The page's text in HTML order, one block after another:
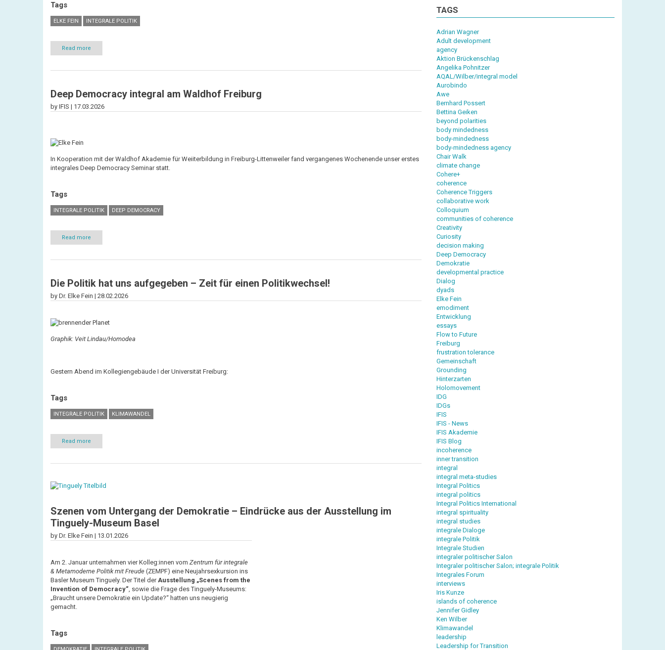
Tags
ELKE FEIN INTEGRALE POLITIK
Read more
Halbzeit
Evolution
integrale
Video
Deep Democracy integral am Waldhof Freiburg
by IFIS | 17.03.2026
In Kooperation mit der Waldhof Akademie für Weiiterbildung in Freiburg-Littenweiler fand vergangenes Wochenende unser erstes
integrales Deep Democracy Seminar statt.
Tags
INTEGRALE POLITIK DEEP DEMOCRACY
Read more
Deep
integral
Freiburg
Die Politik hat uns aufgegeben – Zeit für einen Politikwechsel!
by Dr. Elke Fein | 28.02.2026
Graphik: Veit Lindau/Homodea
Gestern Abend im Kollegiengebäude I der Universität Freiburg:
Tags
INTEGRALE POLITIK KLIMAWANDEL
Read more
Die
hat
–
einen
Politikwechsel!
Szenen vom Untergang der Demokratie – Eindrücke aus der Ausstellung im
Tinguely-Museum Basel
by Dr. Elke Fein | 13.01.2026
Am 2. Januar unternahmen vier Kolleg:innen vom Zentrum für integrale
& Metamoderne Politik mit Freude (ZEMPF) eine Neujahrsexkursion ins
Basler Museum Tinguely. Der Titel der Ausstellung „Scenes from the
Invention of Democracy“ , sowie die Frage des Tinguely-Museums:
„Braucht unsere Demokratie ein Update?“ hatten uns neugierig
gemacht.
Tags
TAGS
Adrian Wagner
Adult development
agency
Aktion Brückenschlag
Angelika Pohnitzer
AQAL/Wilber/integral model
Aurobindo
Awe
Bernhard Possert
Bettina Geiken
beyond polarities
body mindedness
body-mindedness
body-mindedness agency
Chair Walk
climate change
Cohere+
coherence
Coherence Triggers
collaborative work
Colloquium
communities of coherence
Creativity
Curiosity
decision making
Deep Democracy
Demokratie
developmental practice
Dialog
dyads
Elke Fein
emodiment
Entwicklung
essays
Flow to Future
Freiburg
frustration tolerance
Gemeinschaft
Grounding
Hinterzarten
Holomovement
IDG
IDGs
IFIS
IFIS - News
IFIS Akademie
IFIS Blog
incoherence
inner transition
integral
integral meta-studies
Integral Politics
integral politics
Integral Politics International
integral spirituality
integral studies
integrale Dialoge
integrale Politik
Integrale Studien
integraler politischer Salon
Integraler politischer Salon; integrale Politik
Integrales Forum
interviews
Iris Kunze
islands of coherence
Jennifer Gidley
Ken Wilber
Klimawandel
leadership
Leadership for Transition